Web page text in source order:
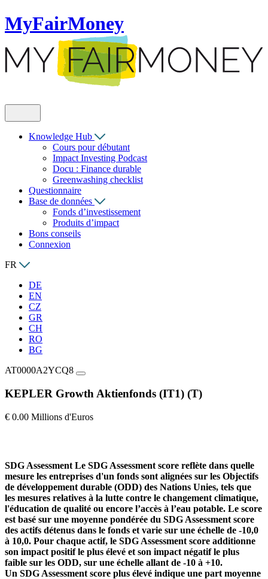
MyFairMoney
Knowledge Hub
Cours pour débutant
Impact Investing Podcast
Docu : Finance durable
Greenwashing checklist
Questionnaire
Base de données
Fonds d’investissement
Produits d’impact
Bons conseils
Connexion
FR
DE
EN
CZ
GR
CH
RO
BG
AT0000A2YCQ8
KEPLER Growth Aktienfonds (IT1) (T)
€ 0.00 Millions d'Euros
SDG Assessment Le SDG Assessment score reflète dans quelle
mesure les entreprises d'un fonds sont alignées sur les Objectifs
de développement durable (ODD) des Nations Unies, tels que
les mesures relatives à la lutte contre le changement climatique,
l'éducation de qualité ou encore l’accès à l’eau potable. Le score
est basé sur une moyenne pondérée du SDG Assessment score
des actifs détenus dans le fonds et varie sur une échelle de -10,0
à 10,0. Pour chaque actif, le SDG Assessment score additionne
son impact positif le plus élevé et son impact négatif le plus
faible sur les ODD, sur une échelle allant de -10 à +10.
Un SDG Assessment score plus élevé indique une part moyenne